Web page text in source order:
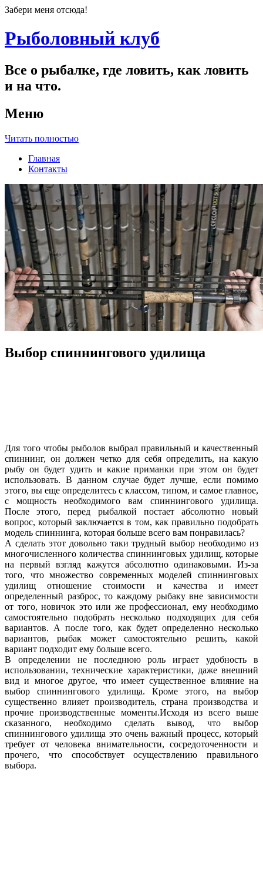
Забери меня отсюда!
Рыболовный клуб
Все о рыбалке, где ловить, как ловить
и на что.
Меню
Читать полностью
Главная
Контакты
Выбор спиннингового удилища
Для того чтобы рыболов выбрал правильный и качественный
спиннинг, он должен четко для себя определить, на какую
рыбу он будет удить и какие приманки при этом он будет
использовать. В данном случае будет лучше, если помимо
этого, вы еще определитесь с классом, типом, и самое главное,
с мощность необходимого вам спиннингового удилища.
После этого, перед рыбалкой постает абсолютно новый
вопрос, который заключается в том, как правильно подобрать
модель спиннинга, которая больше всего вам понравилась?
А сделать этот довольно таки трудный выбор необходимо из
многочисленного количества спиннинговых удилищ, которые
на первый взгляд кажутся абсолютно одинаковыми. Из-за
того, что множество современных моделей спиннинговых
удилищ отношение стоимости и качества и имеет
определенный разброс, то каждому рыбаку вне зависимости
от того, новичок это или же профессионал, ему необходимо
самостоятельно подобрать несколько подходящих для себя
вариантов. А после того, как будет определенно несколько
вариантов, рыбак может самостоятельно решить, какой
вариант подходит ему больше всего.
В определении не последнюю роль играет удобность в
использовании, технические характеристики, даже внешний
вид и многое другое, что имеет существенное влияние на
выбор спиннингового удилища. Кроме этого, на выбор
существенно влияет производитель, страна производства и
прочие производственные моменты.Исходя из всего выше
сказанного, необходимо сделать вывод, что выбор
спиннингового удилища это очень важный процесс, который
требует от человека внимательности, сосредоточенности и
прочего, что способствует осуществлению правильного
выбора.